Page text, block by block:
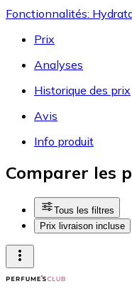
Fonctionnalités:
Prix
Analyses
Historique des prix
Avis
Info produit
Comparer les
Tous les filtres
Prix livraison incluse